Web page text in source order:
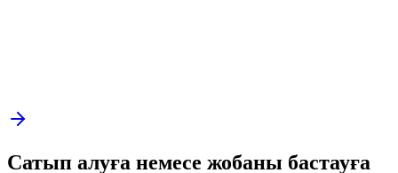
Сатып алуға немесе жобаны бастауға